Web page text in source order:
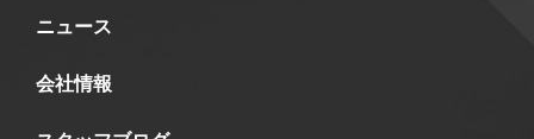
ニュース
会社情報